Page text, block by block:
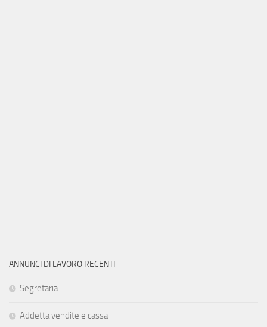
ANNUNCI DI LAVORO RECENTI
Segretaria
Addetta vendite e cassa